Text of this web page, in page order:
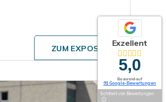
ZUM EXPOSÉ
Exzellent
5,0
Basierend auf
91 Google-Bewertungen
Echtheit von Bewertungen